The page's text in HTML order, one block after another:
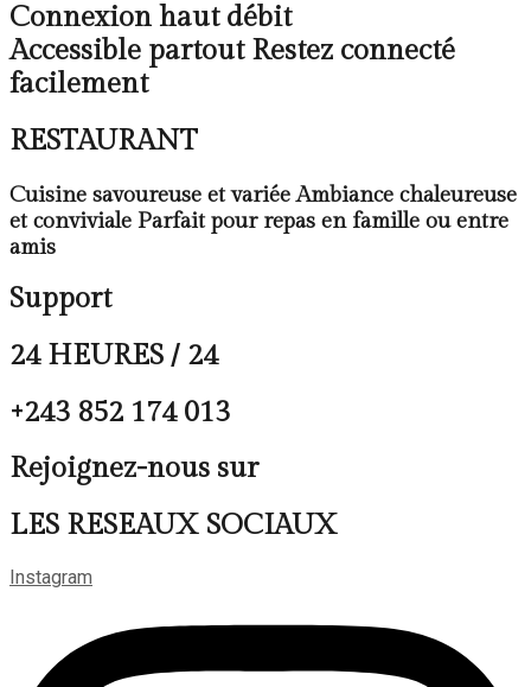
Connexion haut débit
Accessible partout Restez connecté
facilement
RESTAURANT
Cuisine savoureuse et variée Ambiance chaleureuse
et conviviale Parfait pour repas en famille ou entre
amis
Support
24 HEURES / 24
+243 852 174 013
Rejoignez-nous sur
LES RESEAUX SOCIAUX
Instagram